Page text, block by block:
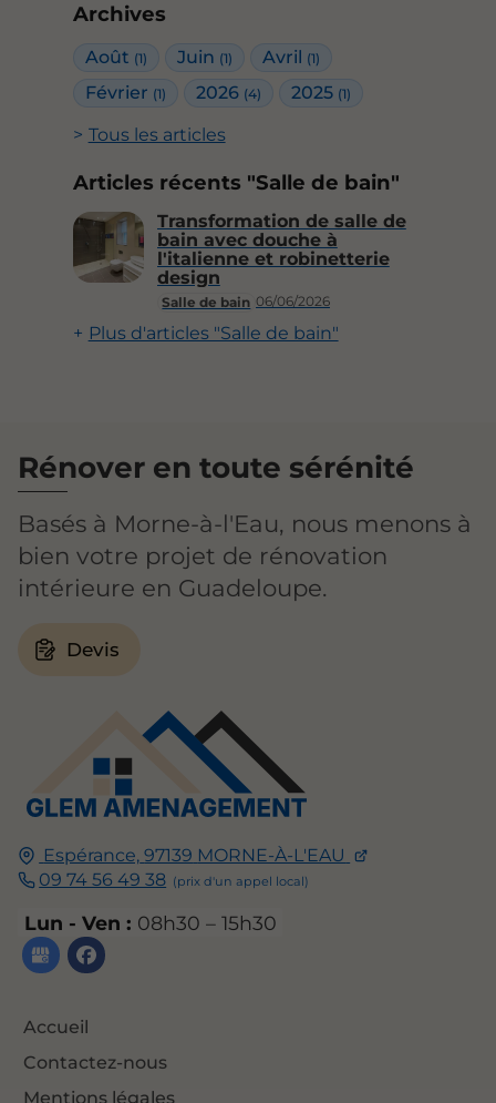
Archives
Août (1) Juin (1) Avril (1)
Février (1) 2026 (4) 2025 (1)
Tous les articles
Articles récents "Salle de bain"
Salle de bain 06/06/2026
Transformation de salle de
bain avec douche à
l'italienne et robinetterie
design
Plus d'articles "Salle de bain"
esthétique soignée, garantissant ainsi une
Espérance, 97139 MORNE-À-L'EAU
09 74 56 49 38
Lun - Ven : 08h30 – 15h30
Accueil
Contactez-nous
Mentions légales
Rénover en toute sérénité
Basés à Morne-à-l'Eau, nous menons à
bien votre projet de rénovation
intérieure en Guadeloupe.
Devis